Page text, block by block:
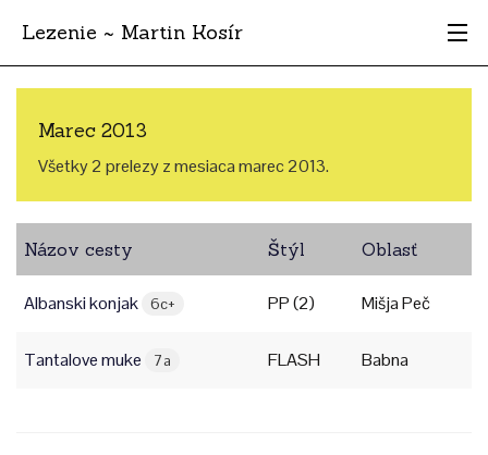
Lezenie ~ Martin Kosír
Najhodnotnejšie
Krajina
Štýl
Archív
Marec 2013
Všetky 2 prelezy z mesiaca marec 2013.
Názov cesty Štýl Oblasť
Albanski konjak 6c+ PP (2) Mišja Peč
Tantalove muke 7a FLASH Babna